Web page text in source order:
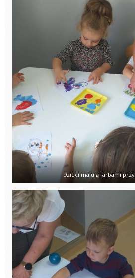
Dzieci malują farbami